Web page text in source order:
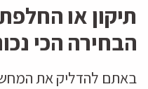
תיקון או
הבחירה הכי
באתם להדליק את